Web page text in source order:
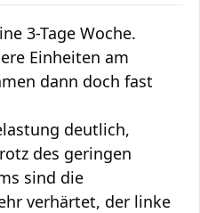
3-Tage Woche.
Einheiten am
dann doch fast
deutlich,
des geringen
sind die
verhärtet, der linke